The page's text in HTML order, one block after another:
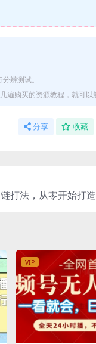
辨测试。
遍购买的资源教程，就可以
分享 收藏
打法，从零开始打
VIP